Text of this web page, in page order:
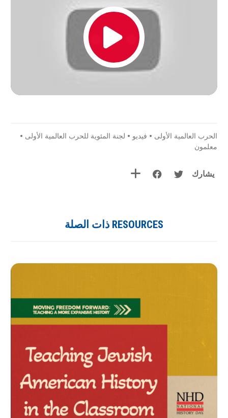
الحرب العالمية الأولى • فيديو • لجنة المئوية للحرب العالمية الأولى •
معلمون
يشارك
RESOURCES ذات الصلة